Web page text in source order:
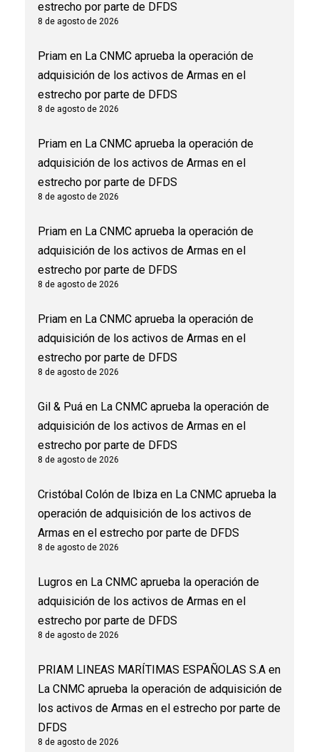
estrecho por parte de DFDS
8 de agosto de 2026
Priam en La CNMC aprueba la operación de
adquisición de los activos de Armas en el
estrecho por parte de DFDS
8 de agosto de 2026
Priam en La CNMC aprueba la operación de
adquisición de los activos de Armas en el
estrecho por parte de DFDS
8 de agosto de 2026
Priam en La CNMC aprueba la operación de
adquisición de los activos de Armas en el
estrecho por parte de DFDS
8 de agosto de 2026
Priam en La CNMC aprueba la operación de
adquisición de los activos de Armas en el
estrecho por parte de DFDS
8 de agosto de 2026
Gil & Puá en La CNMC aprueba la operación de
adquisición de los activos de Armas en el
estrecho por parte de DFDS
8 de agosto de 2026
Cristóbal Colón de Ibiza en La CNMC aprueba la
operación de adquisición de los activos de
Armas en el estrecho por parte de DFDS
8 de agosto de 2026
Lugros en La CNMC aprueba la operación de
adquisición de los activos de Armas en el
estrecho por parte de DFDS
8 de agosto de 2026
PRIAM LINEAS MARÍTIMAS ESPAÑOLAS S.A en
La CNMC aprueba la operación de adquisición de
los activos de Armas en el estrecho por parte de
DFDS
8 de agosto de 2026